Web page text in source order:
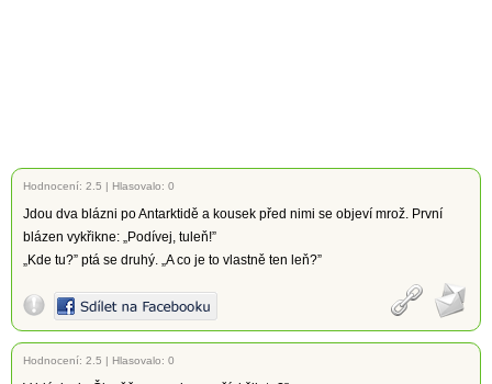
Hodnocení: 2.5 | Hlasovalo: 0
Jdou dva blázni po Antarktidě a kousek před nimi se objeví mrož. První
blázen vykřikne: „Podívej, tuleň!”
„Kde tu?” ptá se druhý. „A co je to vlastně ten leň?”
Hodnocení: 2.5 | Hlasovalo: 0